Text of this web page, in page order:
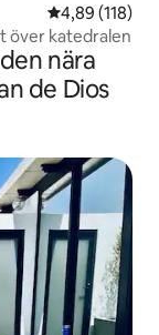
4,89 av 5 i
4,89 (118)
över katedralen
nära
de Dios